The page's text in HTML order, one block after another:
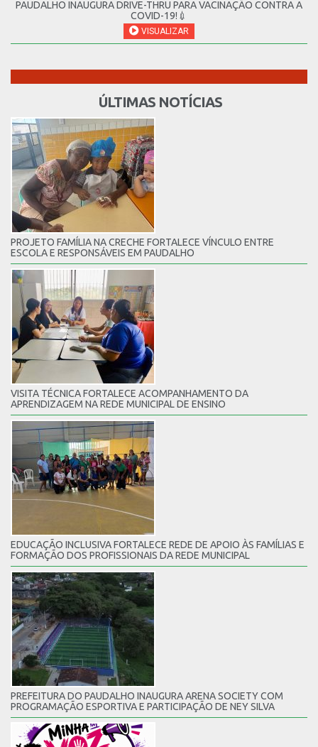
PAUDALHO INAUGURA DRIVE-THRU PARA VACINAÇÃO CONTRA A
COVID-19!💉
VISUALIZAR
ÚLTIMAS NOTÍCIAS
PROJETO FAMÍLIA NA CRECHE FORTALECE VÍNCULO ENTRE
ESCOLA E RESPONSÁVEIS EM PAUDALHO
VISITA TÉCNICA FORTALECE ACOMPANHAMENTO DA
APRENDIZAGEM NA REDE MUNICIPAL DE ENSINO
EDUCAÇÃO INCLUSIVA FORTALECE REDE DE APOIO ÀS FAMÍLIAS E
FORMAÇÃO DOS PROFISSIONAIS DA REDE MUNICIPAL
PREFEITURA DO PAUDALHO INAUGURA ARENA SOCIETY COM
PROGRAMAÇÃO ESPORTIVA E PARTICIPAÇÃO DE NEY SILVA